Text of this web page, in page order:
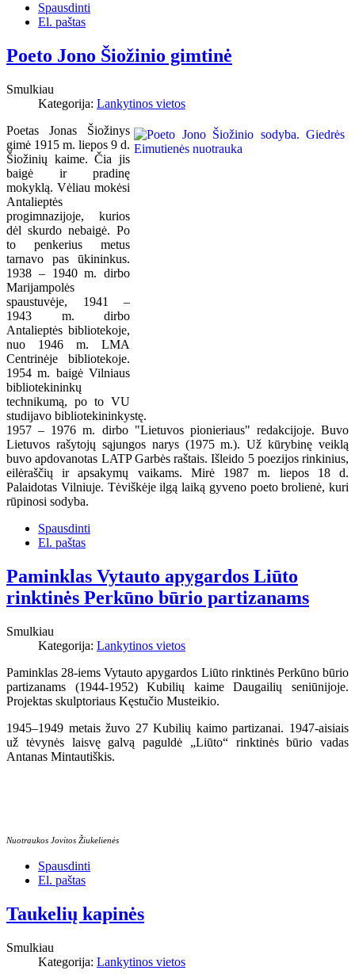
Spausdinti
El. paštas
Poeto Jono Šiožinio gimtinė
Smulkiau
Kategorija: Lankytinos vietos
Poetas Jonas Šiožinys
gimė 1915 m. liepos 9 d.
Šiožinių kaime. Čia jis
baigė ir pradinę
mokyklą. Vėliau mokėsi
Antalieptės
progimnazijoje, kurios
dėl skurdo nebaigė. Po
to penkerius metus
tarnavo pas ūkininkus.
1938 – 1940 m. dirbo
Marijampolės
spaustuvėje, 1941 –
1943 m. dirbo
Antalieptės bibliotekoje,
nuo 1946 m. LMA
Centrinėje bibliotekoje.
1954 m. baigė Vilniaus
bibliotekininkų
technikumą, po to VU
studijavo bibliotekininkystę.
1957 – 1976 m. dirbo "Lietuvos pionieriaus" redakcijoje. Buvo
Lietuvos rašytojų sąjungos narys (1975 m.). Už kūrybinę veiklą
buvo apdovanotas LATP Garbės raštais. Išleido 5 poezijos rinkinius,
eilėraščių ir apsakymų vaikams. Mirė 1987 m. liepos 18 d.
Palaidotas Vilniuje. Tėviškėje ilgą laiką gyveno poeto brolienė, kuri
rūpinosi sodyba.
Spausdinti
El. paštas
Paminklas Vytauto apygardos Liūto
rinktinės Perkūno būrio partizanams
Smulkiau
Kategorija: Lankytinos vietos
Paminklas 28-iems Vytauto apygardos Liūto rinktinės Perkūno būrio
partizanams (1944-1952) Kubilių kaime Daugailių seniūnijoje.
Projektas skulptoriaus Kęstučio Musteikio.
1945–1949 metais žuvo 27 Kubilių kaimo partizanai. 1947-aisiais
už tėvynės laisvę galvą paguldė „Liūto“ rinktinės būrio vadas
Antanas Mintautiškis.
Nuotraukos Jovitos Žiukelienės
Spausdinti
El. paštas
Taukelių kapinės
Smulkiau
Kategorija: Lankytinos vietos